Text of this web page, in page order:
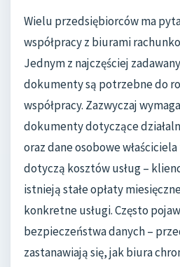
Wielu przedsiębiorców ma
współpracy z biurami
Jednym z najczęściej
dokumenty są potrzebne do
współpracy. Zazwyczaj
dokumenty dotyczące
oraz dane osobowe
dotyczą kosztów usług –
istnieją stałe opłaty
konkretne usługi. Często
bezpieczeństwa danych –
zastanawiają się, jak biura